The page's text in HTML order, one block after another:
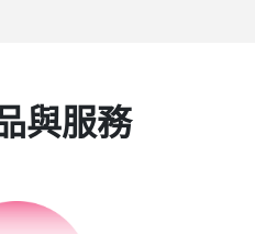
與服務